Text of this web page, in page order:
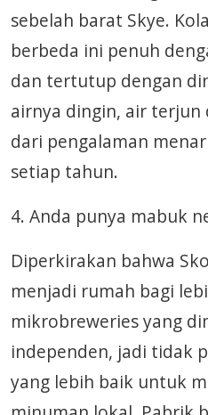
sebelah barat Skye.
berbeda ini penuh
dan tertutup dengan
airnya dingin, air terjun
dari pengalaman
setiap tahun.
4. Anda punya mabuk
Diperkirakan bahwa
menjadi rumah bagi
mikrobreweries yang
independen, jadi tidak
yang lebih baik untuk